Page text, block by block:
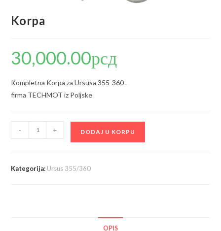
Korpa
30,000.00рсд
Kompletna Korpa za Ursusa 355-360 .
firma TECHMOT iz Poljske
količina
- + DODAJ U KORPU
Kategorija: Ursus 355/360
OPIS